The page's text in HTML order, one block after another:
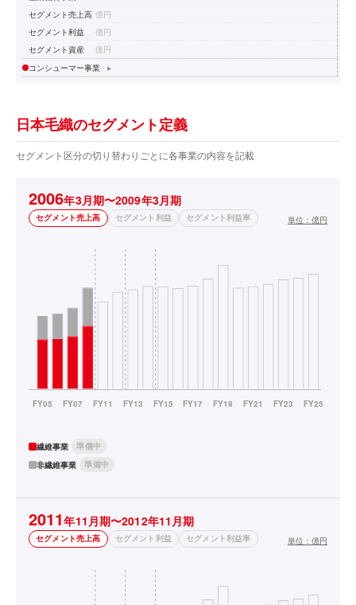
セグメント売上高 億円
セグメント利益
億円
セグメント資産
億円
コンシューマー事業
▸
日本毛織のセグメント定義
セグメント区分の切り替わりごとに各事業の内容を記載
2006年3月期〜2009年3月期
セグメント売上高 セグメント利益 セグメント利益率 単位： 億円
繊維事業
準備中
非繊維事業
準備中
2011年11月期〜2012年11月期
セグメント売上高 セグメント利益 セグメント利益率 単位： 億円